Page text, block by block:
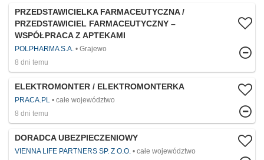
PRZEDSTAWICIELKA FARMACEUTYCZNA /
PRZEDSTAWICIEL FARMACEUTYCZNY –
WSPÓŁPRACA Z APTEKAMI
POLPHARMA S.A.
Grajewo
8 dni temu
ELEKTROMONTER / ELEKTROMONTERKA
PRACA.PL
całe województwo
8 dni temu
DORADCA UBEZPIECZENIOWY
VIENNA LIFE PARTNERS SP. Z O.O.
całe województwo